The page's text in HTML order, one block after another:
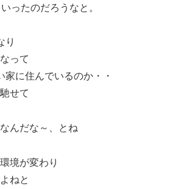
ったのだろうなと。
り
って
家に住んでいるのか・・
せて
んだな～、とね
境が変わり
ねと